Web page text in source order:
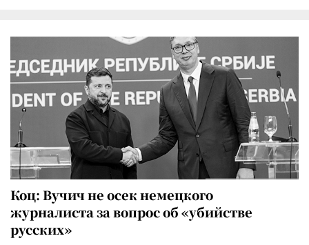
Коц: Вучич не осек немецкого
журналиста за вопрос об «убийстве
русских»